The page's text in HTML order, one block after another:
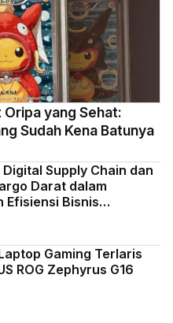
yang Sehat:
Sudah Kena Batunya
Supply Chain dan
Darat dalam
Efisiensi Bisnis
Gaming Terlaris
ROG Zephyrus G16